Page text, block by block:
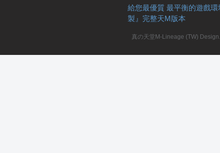
給您最優質 最平衡的遊戲
製』完整天M版本
真の天堂M-Lineage (TW)